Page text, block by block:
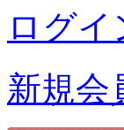
ログイ
新規会